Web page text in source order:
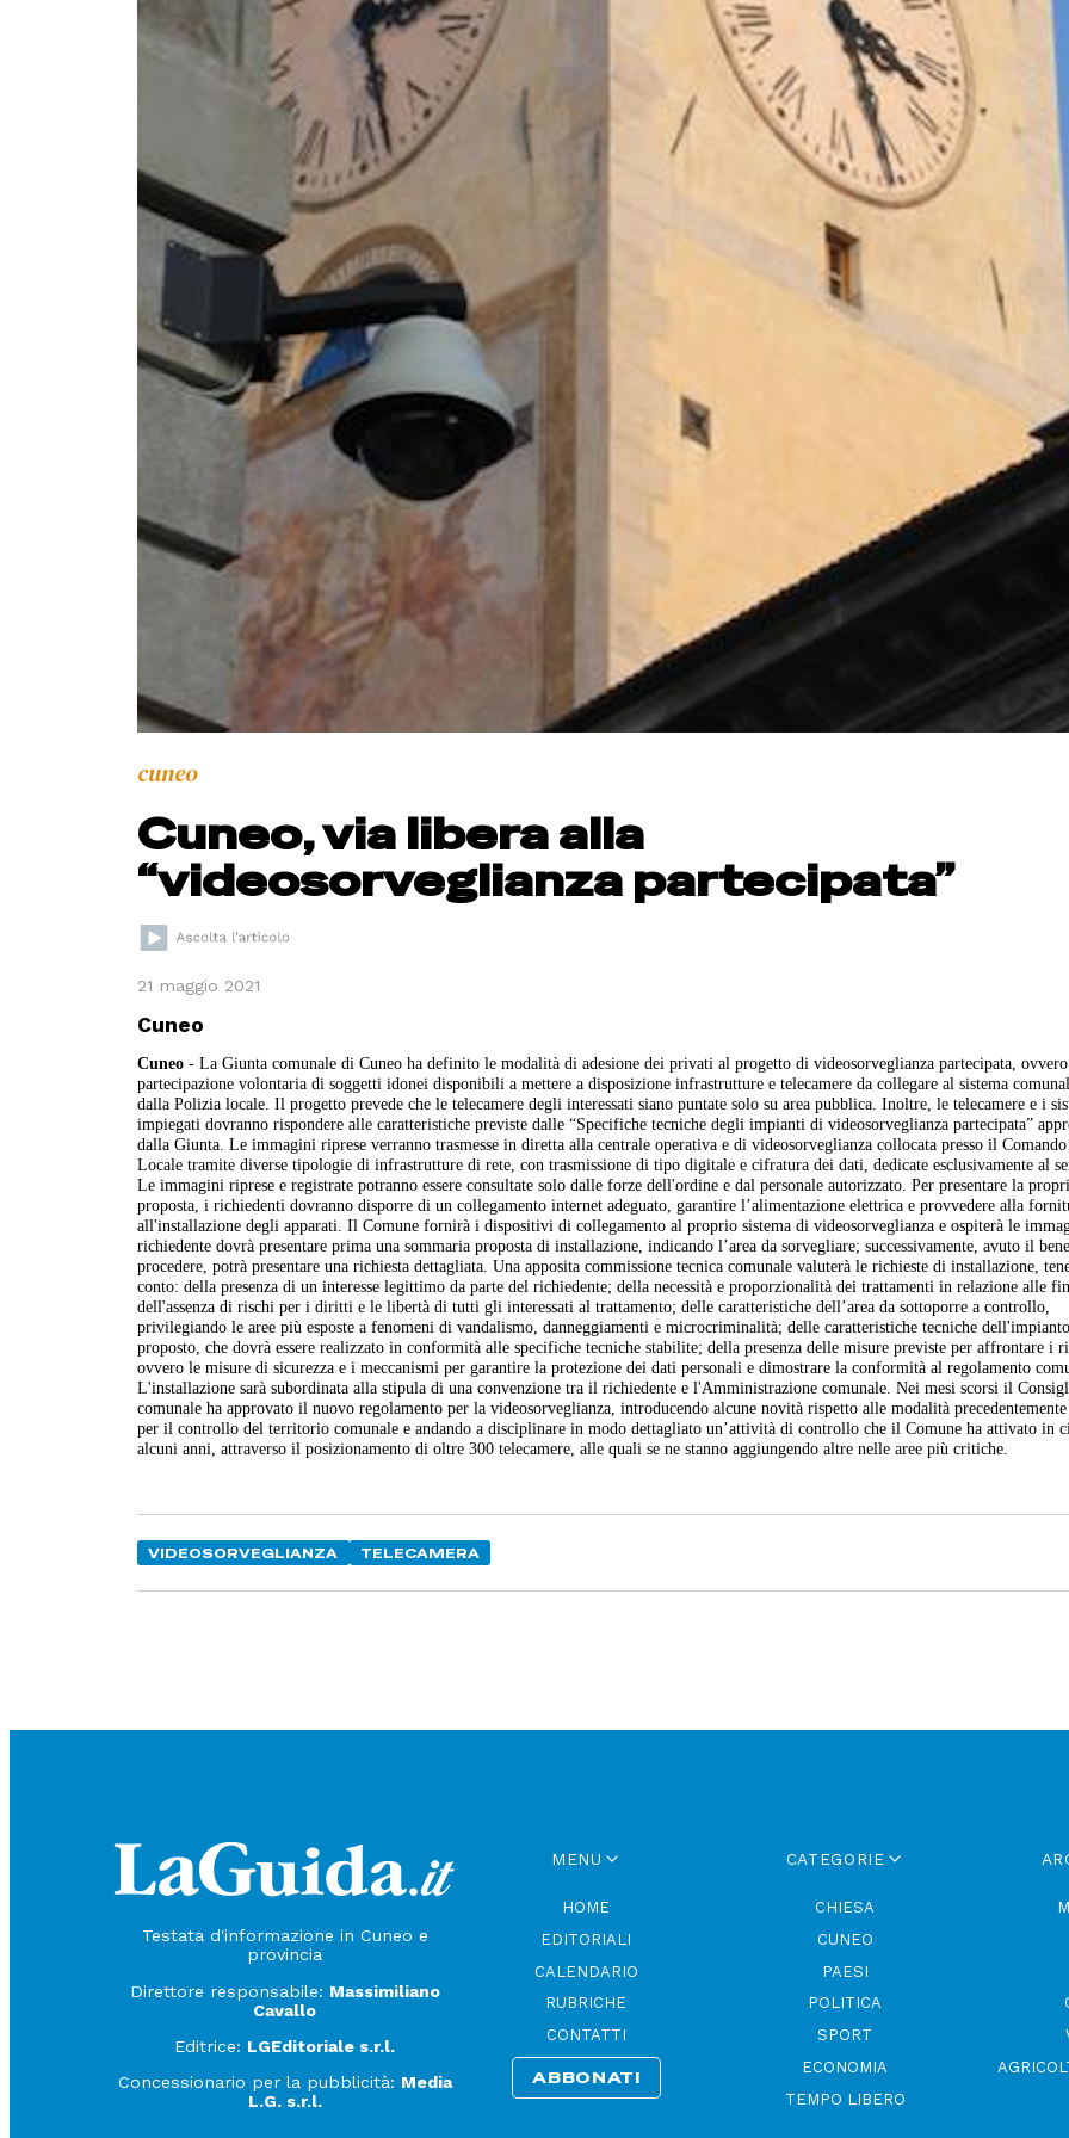
cuneo
Cuneo, via libera alla
“videosorveglianza partecipata”
21 maggio 2021
Cuneo
Cuneo- La Giunta comunale di Cuneo ha definito le modalità di adesione dei privati al progetto di videosorveglianza partecipata,
partecipazione volontaria di soggetti idonei disponibili a mettere a disposizione infrastrutture e telecamere da collegare al sistema
dalla Polizia locale. Il progetto prevede che le telecamere degli interessati siano puntate solo su area pubblica. Inoltre, le telecamere e i
impiegati dovranno rispondere alle caratteristiche previste dalle “Specifiche tecniche degli impianti di videosorveglianza partecipata”
dalla Giunta. Le immagini riprese verranno trasmesse in diretta alla centrale operativa e di videosorveglianza collocata presso il
Locale tramite diverse tipologie di infrastrutture di rete, con trasmissione di tipo digitale e cifratura dei dati, dedicate esclusivamente al
Le immagini riprese e registrate potranno essere consultate solo dalle forze dell'ordine e dal personale autorizzato. Per presentare la
proposta, i richiedenti dovranno disporre di un collegamento internet adeguato, garantire l’alimentazione elettrica e provvedere alla
all'installazione degli apparati. Il Comune fornirà i dispositivi di collegamento al proprio sistema di videosorveglianza e ospiterà le
richiedente dovrà presentare prima una sommaria proposta di installazione, indicando l’area da sorvegliare; successivamente, avuto il
procedere, potrà presentare una richiesta dettagliata. Una apposita commissione tecnica comunale valuterà le richieste di installazione,
conto: della presenza di un interesse legittimo da parte del richiedente; della necessità e proporzionalità dei trattamenti in relazione alle
dell'assenza di rischi per i diritti e le libertà di tutti gli interessati al trattamento; delle caratteristiche dell’area da sottoporre a controllo,
privilegiando le aree più esposte a fenomeni di vandalismo, danneggiamenti e microcriminalità; delle caratteristiche tecniche
proposto, che dovrà essere realizzato in conformità alle specifiche tecniche stabilite; della presenza delle misure previste per affrontare i
ovvero le misure di sicurezza e i meccanismi per garantire la protezione dei dati personali e dimostrare la conformità al regolamento
L'installazione sarà subordinata alla stipula di una convenzione tra il richiedente e l'Amministrazione comunale. Nei mesi scorsi il
comunale ha approvato il nuovo regolamento per la videosorveglianza, introducendo alcune novità rispetto alle modalità precedentemente
per il controllo del territorio comunale e andando a disciplinare in modo dettagliato un’attività di controllo che il Comune ha attivato in
alcuni anni, attraverso il posizionamento di oltre 300 telecamere, alle quali se ne stanno aggiungendo altre nelle aree più critiche.
VIDEOSORVEGLIANZA TELECAMERA
Testata d'informazione in Cuneo e
provincia
Direttore responsabile: Massimiliano
Cavallo
Editrice: LGEditoriale s.r.l.
Concessionario per la pubblicità: Media
L.G. s.r.l.
MENU
HOME
EDITORIALI
CALENDARIO
RUBRICHE
CONTATTI
ABBONATI
CATEGORIE
CHIESA
CUNEO
PAESI
POLITICA
SPORT
ECONOMIA
TEMPO LIBERO